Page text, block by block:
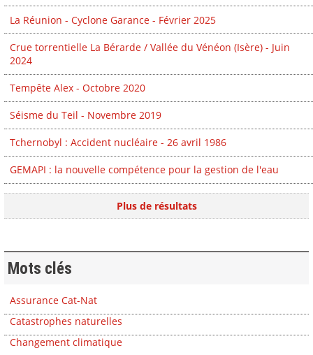
La Réunion - Cyclone Garance - Février 2025
Crue torrentielle La Bérarde / Vallée du Vénéon (Isère) - Juin
2024
Tempête Alex - Octobre 2020
Séisme du Teil - Novembre 2019
Tchernobyl : Accident nucléaire - 26 avril 1986
GEMAPI : la nouvelle compétence pour la gestion de l'eau
Plus de résultats
Mots clés
Assurance Cat-Nat
Catastrophes naturelles
Changement climatique